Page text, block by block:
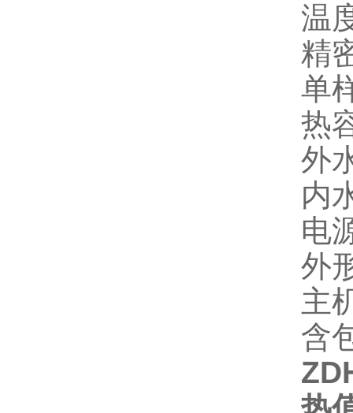
温
精
单
热
外
内
电
外
主
含